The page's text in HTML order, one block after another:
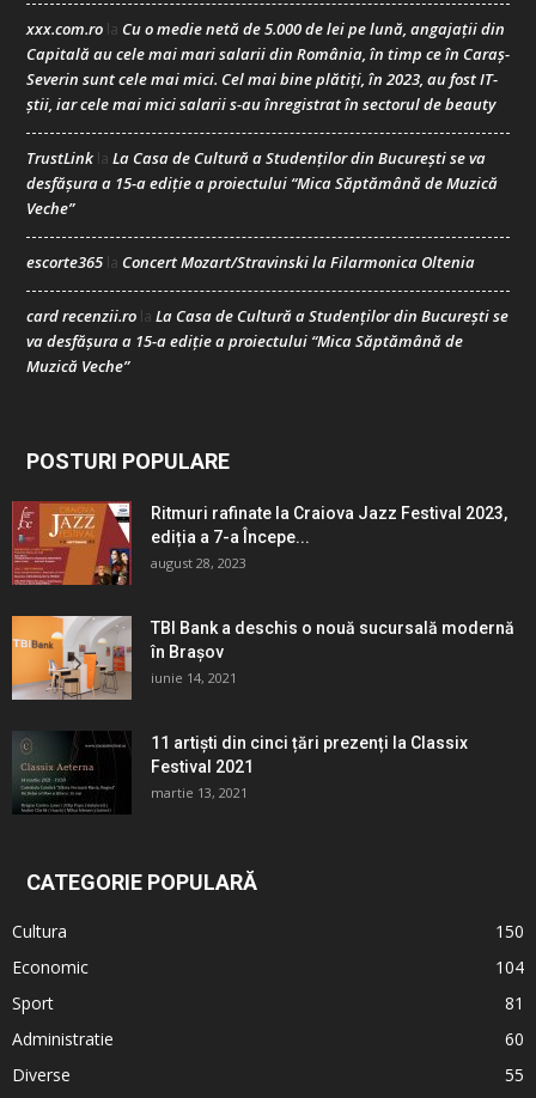
xxx.com.ro la Cu o medie netă de 5.000 de lei pe lună, angajații din
Capitală au cele mai mari salarii din România, în timp ce în Caraș-
Severin sunt cele mai mici. Cel mai bine plătiți, în 2023, au fost IT-
știi, iar cele mai mici salarii s-au înregistrat în sectorul de beauty
TrustLink la La Casa de Cultură a Studenților din București se va
desfășura a 15-a ediție a proiectului “Mica Săptămână de Muzică
Veche”
escorte365 la Concert Mozart/Stravinski la Filarmonica Oltenia
card recenzii.ro la La Casa de Cultură a Studenților din București se
va desfășura a 15-a ediție a proiectului “Mica Săptămână de
Muzică Veche”
POSTURI POPULARE
Ritmuri rafinate la Craiova Jazz Festival 2023,
ediția a 7-a Începe...
august 28, 2023
TBI Bank a deschis o nouă sucursală modernă
în Brașov
iunie 14, 2021
11 artiști din cinci țări prezenți la Classix
Festival 2021
martie 13, 2021
CATEGORIE POPULARĂ
Cultura
150
Economic
104
Sport
81
Administratie
60
Diverse
55